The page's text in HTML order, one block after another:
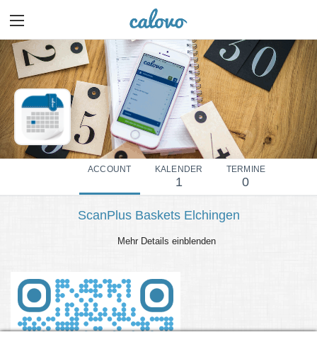
ACCOUNT KALENDER
1
TERMINE
0
ScanPlus Baskets Elchingen
Mehr Details einblenden